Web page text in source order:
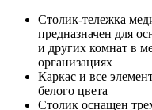
Столик-тележка
предназначен для
и других комнат в
организациях
Каркас и все
белого цвета
Столик оснащен